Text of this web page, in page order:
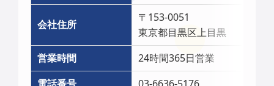
会社住所
〒153-0051
東京都目黒区上目黒
営業時間
24時間365日営業